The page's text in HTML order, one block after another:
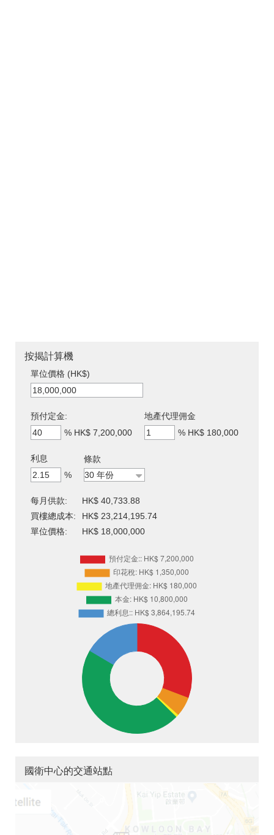
按揭計算機
單位價格 (HK$)
預付定金:
% HK$ 7,200,000
地產代理佣金
% HK$ 180,000
利息
%
條款
每月供款:
HK$ 40,733.88
買樓總成本:
HK$ 23,214,195.74
單位價格:
HK$ 18,000,000
國衛中心的交通站點